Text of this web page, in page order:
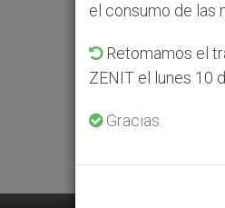
el consumo de las
Retomamos el
ZENIT el lunes 10
Gracias.